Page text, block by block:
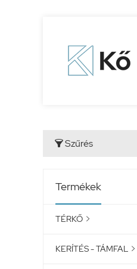
Szűrés
Termékek
TÉRKŐ 
KERÍTÉS - TÁMFAL 